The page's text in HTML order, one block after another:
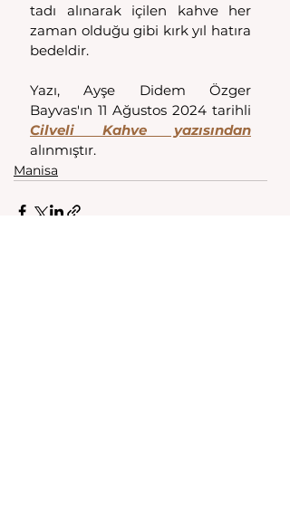
tadı alınarak içilen kahve her
zaman olduğu gibi kırk yıl hatıra
bedeldir.
Yazı, Ayşe Didem Özger
Cilveli Kahve yazısından
alınmıştır.
Manisa